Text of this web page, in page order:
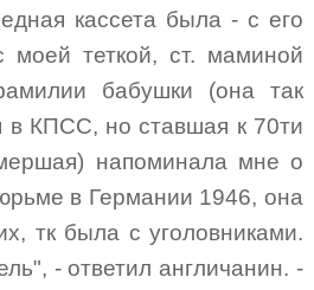
кассета была - с его
теткой, ст. маминой
бабушки (она так
в КПСС, но ставшая к 70ти
напоминала мне о
в Германии 1946, она
тк была с уголовниками.
- ответил англичанин. -